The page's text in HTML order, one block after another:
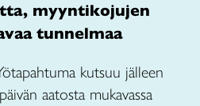
myyntikojujen
tunnelmaa
kutsuu jälleen
aatosta mukavassa